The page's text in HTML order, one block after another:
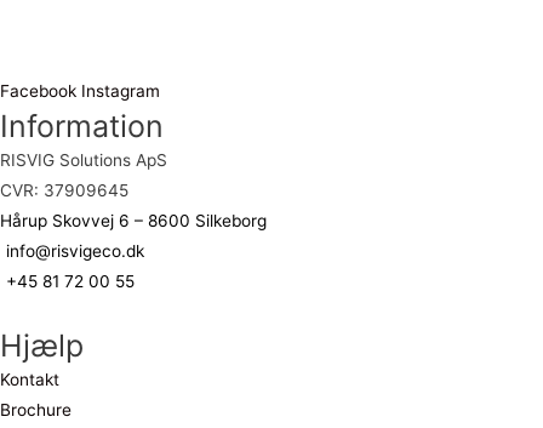
Facebook Instagram
Information
RISVIG Solutions ApS
CVR: 37909645
Hårup Skovvej 6 – 8600 Silkeborg
info@risvigeco.dk
+45 81 72 00 55
Hjælp
Kontakt
Brochure